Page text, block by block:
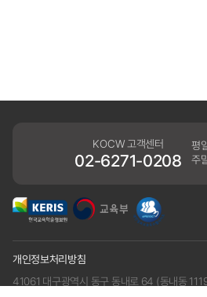
KOCW 고객센터
02-6271-0208
평
주
개인정보처리방침
41061 대구광역시 동구 동내로 64 (동내동